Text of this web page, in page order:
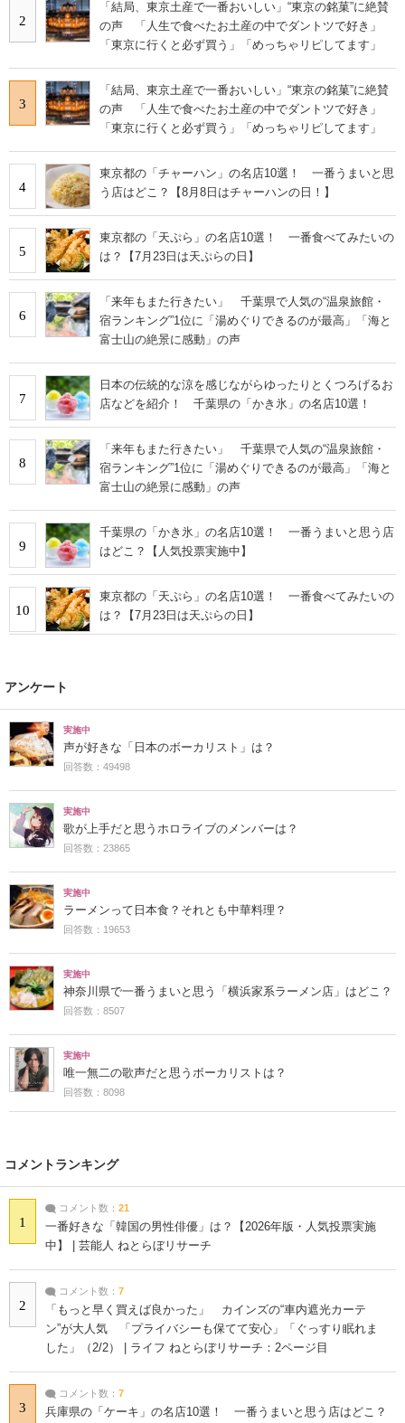
2
「結局、東京土産で一番おいしい」“東京の銘菓”に絶賛
の声 「人生で食べたお土産の中でダントツで好き」
「東京に行くと必ず買う」「めっちゃリピしてます」
3
「結局、東京土産で一番おいしい」“東京の銘菓”に絶賛
の声 「人生で食べたお土産の中でダントツで好き」
「東京に行くと必ず買う」「めっちゃリピしてます」
4
東京都の「チャーハン」の名店10選！ 一番うまいと思
う店はどこ？【8月8日はチャーハンの日！】
5
東京都の「天ぷら」の名店10選！ 一番食べてみたいの
は？【7月23日は天ぷらの日】
6
「来年もまた行きたい」 千葉県で人気の“温泉旅館・
宿ランキング”1位に「湯めぐりできるのが最高」「海と
富士山の絶景に感動」の声
7
日本の伝統的な涼を感じながらゆったりとくつろげるお
店などを紹介！ 千葉県の「かき氷」の名店10選！
8
「来年もまた行きたい」 千葉県で人気の“温泉旅館・
宿ランキング”1位に「湯めぐりできるのが最高」「海と
富士山の絶景に感動」の声
9
千葉県の「かき氷」の名店10選！ 一番うまいと思う店
はどこ？【人気投票実施中】
10
東京都の「天ぷら」の名店10選！ 一番食べてみたいの
は？【7月23日は天ぷらの日】
アンケート
実施中
声が好きな「日本のボーカリスト」は？
回答数：49498
実施中
歌が上手だと思うホロライブのメンバーは？
回答数：23865
実施中
ラーメンって日本食？それとも中華料理？
回答数：19653
実施中
神奈川県で一番うまいと思う「横浜家系ラーメン店」はどこ？
回答数：8507
実施中
唯一無二の歌声だと思うボーカリストは？
回答数：8098
コメントランキング
1
コメント数： 21
一番好きな「韓国の男性俳優」は？【2026年版・人気投票実施
中】 | 芸能人 ねとらぼリサーチ
2
コメント数： 7
「もっと早く買えば良かった」 カインズの“車内遮光カーテ
ン”が大人気 「プライバシーも保てて安心」「ぐっすり眠れま
した」（2/2） | ライフ ねとらぼリサーチ：2ページ目
3
コメント数： 7
兵庫県の「ケーキ」の名店10選！ 一番うまいと思う店はどこ？